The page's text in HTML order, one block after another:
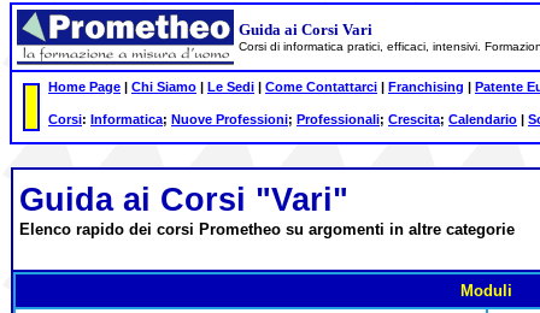
Guida ai Corsi Vari
Corsi di informatica pratici, efficaci, intensivi.
Home Page | Chi Siamo | Le Sedi | Come Contattarci | Franchising | Patente
Corsi: Informatica; Nuove Professioni; Professionali; Crescita; Calendario |
Guida ai Corsi "Vari"
Elenco rapido dei corsi Prometheo su argomenti in altre categorie
Moduli